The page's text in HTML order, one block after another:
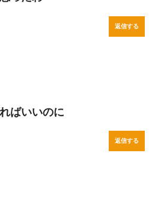
返信する
ばいいのに
返信する